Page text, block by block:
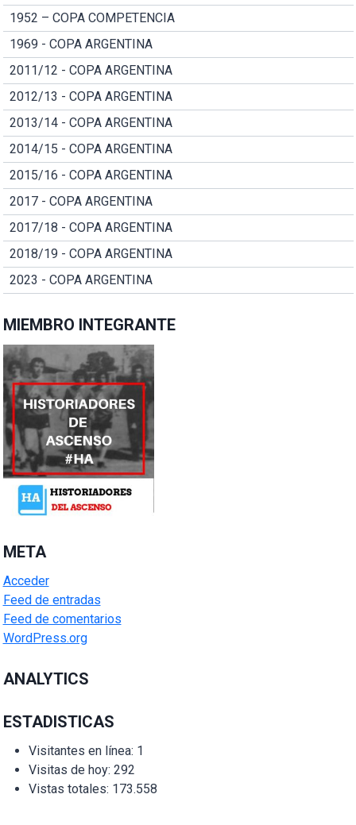
1952 – COPA COMPETENCIA
1969 - COPA ARGENTINA
2011/12 - COPA ARGENTINA
2012/13 - COPA ARGENTINA
2013/14 - COPA ARGENTINA
2014/15 - COPA ARGENTINA
2015/16 - COPA ARGENTINA
2017 - COPA ARGENTINA
2017/18 - COPA ARGENTINA
2018/19 - COPA ARGENTINA
2023 - COPA ARGENTINA
MIEMBRO INTEGRANTE
META
Acceder
Feed de entradas
Feed de comentarios
WordPress.org
ANALYTICS
ESTADISTICAS
Visitantes en línea: 1
Visitas de hoy: 292
Vistas totales: 173.558